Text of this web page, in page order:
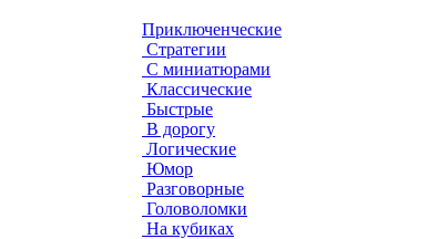
Приключенческие
Стратегии
С миниатюрами
Классические
Быстрые
В дорогу
Логические
Юмор
Разговорные
Головоломки
На кубиках